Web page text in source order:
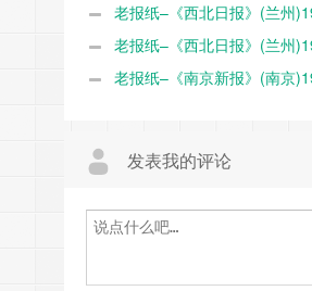
老报纸–《西北日报》(兰州
老报纸–《西北日报》(兰州
老报纸–《南京新报》(南京
发表我的评论